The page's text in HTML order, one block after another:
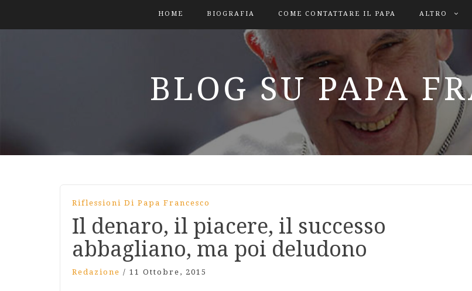
HOME BIOGRAFIA COME CONTATTARE IL PAPA ALTRO
BLOG SU PAPA
Riflessioni Di Papa Francesco
Il denaro, il piacere, il successo
abbagliano, ma poi deludono
Redazione / 11 Ottobre, 2015